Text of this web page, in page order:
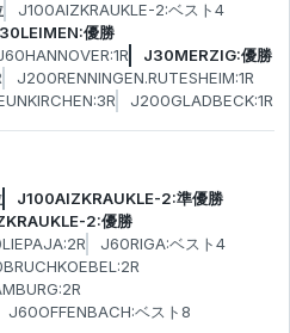
J100AIZKRAUKLE-2:ベスト4
優勝
J30MERZIG:優勝
J200RENNINGEN.RUTESHEIM:1R
J200GLADBECK:1R
J100AIZKRAUKLE-2:準優勝
2:優勝
J60RIGA:ベスト4
J60OFFENBACH:ベスト8